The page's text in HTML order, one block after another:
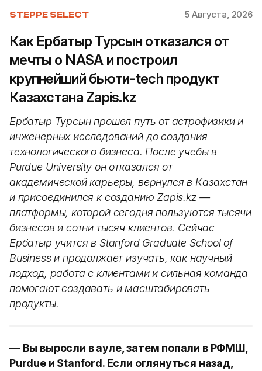
STEPPE SELECT 5 Августа, 2026
Как Ербатыр Турсын отказался от
мечты о NASA и построил
крупнейший бьюти-tech продукт
Казахстана Zapis.kz
Ербатыр Турсын прошел путь от астрофизики и
инженерных исследований до создания
технологического бизнеса. После учебы в
Purdue University он отказался от
академической карьеры, вернулся в Казахстан
и присоединился к созданию Zapis.kz —
платформы, которой сегодня пользуются тысячи
бизнесов и сотни тысяч клиентов. Сейчас
Ербатыр учится в Stanford Graduate School of
Business и продолжает изучать, как научный
подход, работа с клиентами и сильная команда
помогают создавать и масштабировать
продукты.
— Вы выросли в ауле, затем попали в РФМШ,
Purdue и Stanford. Если оглянуться назад,